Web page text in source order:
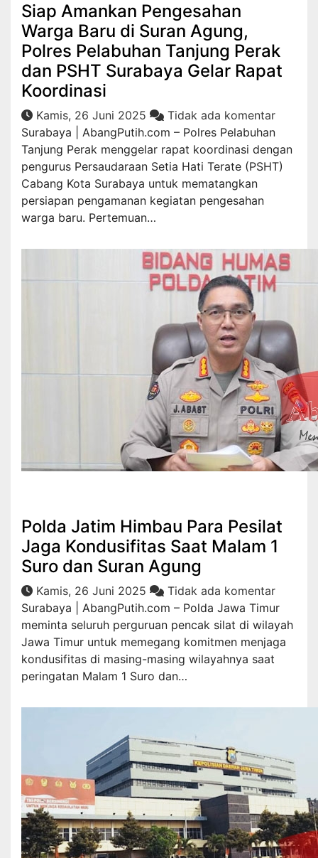
Siap Amankan Pengesahan
Warga Baru di Suran Agung,
Polres Pelabuhan Tanjung Perak
dan PSHT Surabaya Gelar Rapat
Koordinasi
Kamis, 26 Juni 2025
Tidak ada komentar
Surabaya | AbangPutih.com – Polres Pelabuhan
Tanjung Perak menggelar rapat koordinasi dengan
pengurus Persaudaraan Setia Hati Terate (PSHT)
Cabang Kota Surabaya untuk mematangkan
persiapan pengamanan kegiatan pengesahan
warga baru. Pertemuan…
Polda Jatim Himbau Para Pesilat
Jaga Kondusifitas Saat Malam 1
Suro dan Suran Agung
Kamis, 26 Juni 2025
Tidak ada komentar
Surabaya | AbangPutih.com – Polda Jawa Timur
meminta seluruh perguruan pencak silat di wilayah
Jawa Timur untuk memegang komitmen menjaga
kondusifitas di masing-masing wilayahnya saat
peringatan Malam 1 Suro dan…